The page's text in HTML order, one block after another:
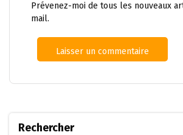
Prévenez-moi de tous les nouveaux
mail.
Rechercher